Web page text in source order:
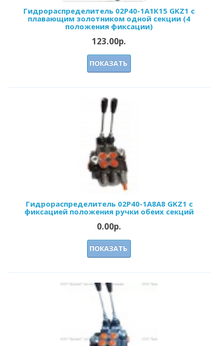
Гидрораспределитель 02Р40-1А1К15 GKZ1 с
плавающим золотником одной секции (4
положения фиксации)
123.00р.
ПОКАЗАТЬ
Гидрораспределитель 02Р40-1А8А8 GKZ1 с
фиксацией положения ручки обеих секций
0.00р.
ПОКАЗАТЬ